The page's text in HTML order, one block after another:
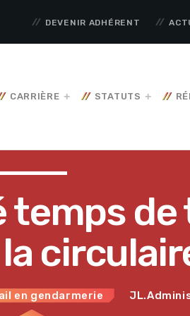
DEVENIR ADHÉRENT
CARRIÈRE STATUTS
temps de
en gendarmerie